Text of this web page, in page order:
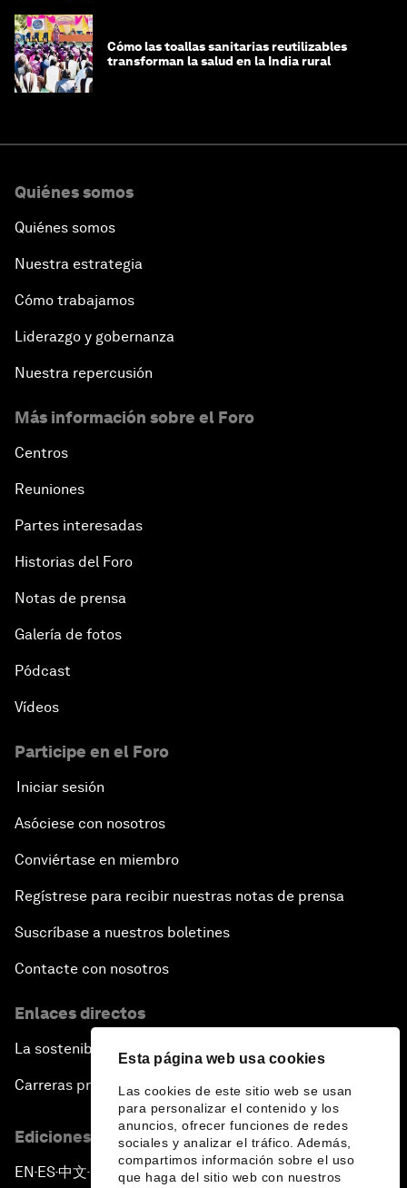
Esta página web usa cookies
Las cookies de este sitio web se usan
para personalizar el contenido y los
anuncios, ofrecer funciones de redes
sociales y analizar el tráfico. Además,
compartimos información sobre el uso
que haga del sitio web con nuestros
Cómo las toallas sanitarias reutilizables
transforman la salud en la India rural
Quiénes somos
Quiénes somos
Nuestra estrategia
Cómo trabajamos
Liderazgo y gobernanza
Nuestra repercusión
Más información sobre el Foro
Centros
Reuniones
Partes interesadas
Historias del Foro
Notas de prensa
Galería de fotos
Pódcast
Vídeos
Participe en el Foro
Iniciar sesión
Asóciese con nosotros
Conviértase en miembro
Regístrese para recibir nuestras notas de prensa
Suscríbase a nuestros boletines
Contacte con nosotros
Enlaces directos
La sostenibilidad en el Foro
Carreras profesionales
Ediciones en otros idiomas
EN ▪ES▪中文▪ 日本語